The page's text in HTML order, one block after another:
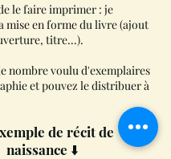
le faire imprimer : je
mise en forme du livre (ajout
titre...).
nombre voulu d'exemplaires
et pouvez le distribuer à
de récit de
naissance ⬇️